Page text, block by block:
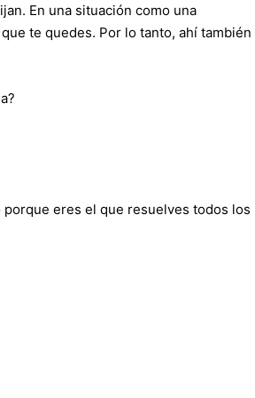
En una situación como una
te quedes. Por lo tanto, ahí también
porque eres el que resuelves todos los